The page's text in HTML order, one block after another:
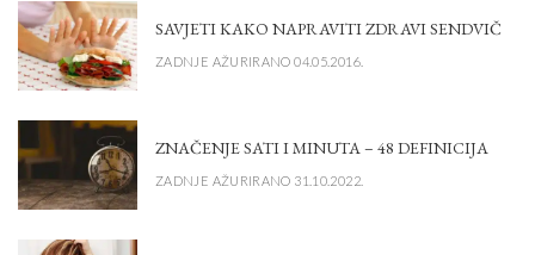
SAVJETI KAKO NAPRAVITI ZDRAVI SENDVIČ
ZADNJE AŽURIRANO 04.05.2016.
ZNAČENJE SATI I MINUTA – 48 DEFINICIJA
ZADNJE AŽURIRANO 31.10.2022.